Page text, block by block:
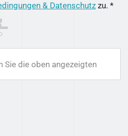
& Datenschutzzu. *
Sie die oben angezeigten